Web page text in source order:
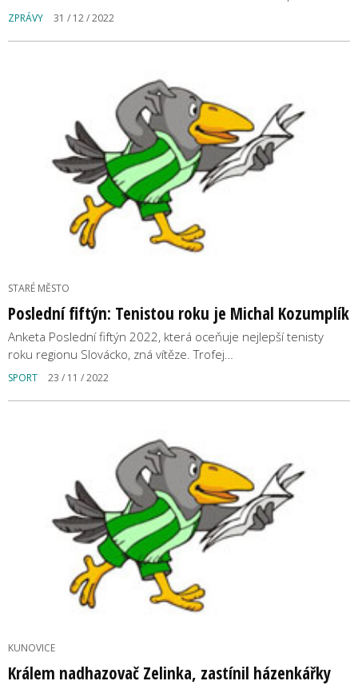
ZPRÁVY 31 / 12 / 2022
STARÉ MĚSTO
Poslední fiftýn: Tenistou roku je Michal Kozumplík
Anketa Poslední fiftýn 2022, která oceňuje nejlepší tenisty
roku regionu Slovácko, zná vítěze. Trofej…
SPORT 23 / 11 / 2022
KUNOVICE
Králem nadhazovač Zelinka, zastínil házenkářky